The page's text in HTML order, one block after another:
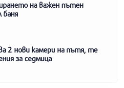
на важен пътен
баня
2 нови камери на пътя, те
за седмица